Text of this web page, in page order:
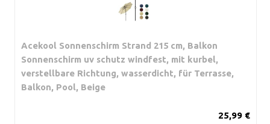
Acekool Sonnenschirm Strand 215 cm, Balkon
Sonnenschirm uv schutz windfest, mit kurbel,
verstellbare Richtung, wasserdicht, für Terrasse,
Balkon, Pool, Beige
25,99 €